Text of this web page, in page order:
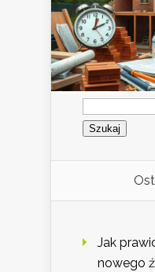
Szukaj:
Jak
nowego